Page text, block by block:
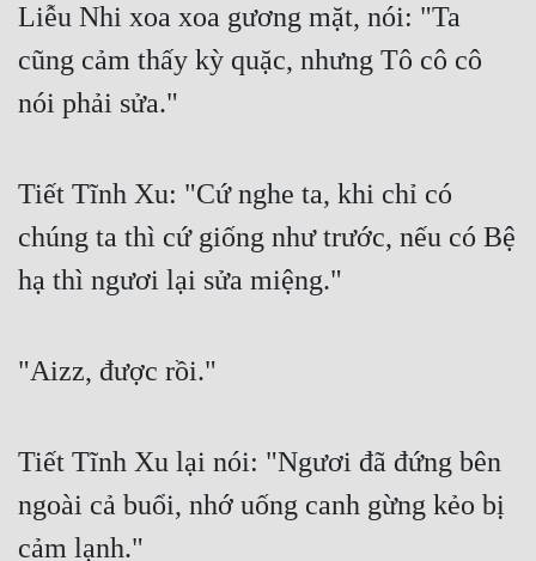
Liễu Nhi xoa xoa gương mặt, nói: "Ta
cũng cảm thấy kỳ quặc, nhưng Tô cô cô
nói phải sửa."
Tiết Tĩnh Xu: "Cứ nghe ta, khi chỉ có
chúng ta thì cứ giống như trước, nếu có Bệ
hạ thì ngươi lại sửa miệng."
"Aizz, được rồi."
Tiết Tĩnh Xu lại nói: "Ngươi đã đứng bên
ngoài cả buổi, nhớ uống canh gừng kẻo bị
cảm lạnh."